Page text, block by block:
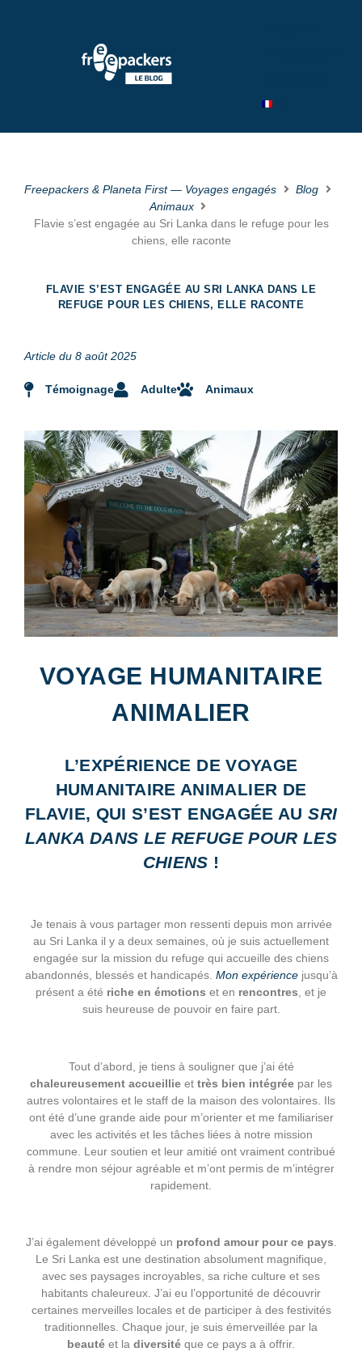
Freepackers & Planeta First — Voyages engagés
Blog
Animaux
Flavie s’est engagée au Sri Lanka dans le refuge pour les
chiens, elle raconte
FLAVIE S’EST ENGAGÉE AU SRI LANKA DANS LE
REFUGE POUR LES CHIENS, ELLE RACONTE
Article du 8 août 2025
Témoignage Adulte Animaux
VOYAGE HUMANITAIRE
ANIMALIER
L’EXPÉRIENCE DE VOYAGE
HUMANITAIRE ANIMALIER DE
FLAVIE, QUI S’EST ENGAGÉE AUSRI
LANKA DANS LE REFUGE POUR LES
CHIENS !
Je tenais à vous partager mon ressenti depuis mon arrivée
au Sri Lanka il y a deux semaines, où je suis actuellement
engagée sur la mission du refuge qui accueille des chiens
abandonnés, blessés et handicapés. Mon expériencejusqu’à
présent a été riche en émotions et en rencontres , et je
suis heureuse de pouvoir en faire part.
Tout d’abord, je tiens à souligner que j’ai été
chaleureusement accueillie et très bien intégrée par les
autres volontaires et le staff de la maison des volontaires. Ils
ont été d’une grande aide pour m’orienter et me familiariser
avec les activités et les tâches liées à notre mission
commune. Leur soutien et leur amitié ont vraiment contribué
à rendre mon séjour agréable et m’ont permis de m’intégrer
rapidement.
J’ai également développé un profond amour pour ce pays.
Le Sri Lanka est une destination absolument magnifique,
avec ses paysages incroyables, sa riche culture et ses
habitants chaleureux. J’ai eu l’opportunité de découvrir
certaines merveilles locales et de participer à des festivités
traditionnelles. Chaque jour, je suis émerveillée par la
beauté et la diversité que ce pays a à offrir.